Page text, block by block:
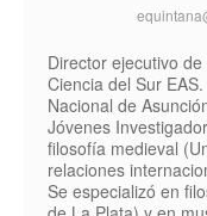
Director ejecutivo
Ciencia del Sur
Nacional de
Jóvenes
filosofía medieval
relaciones
Se especializó en